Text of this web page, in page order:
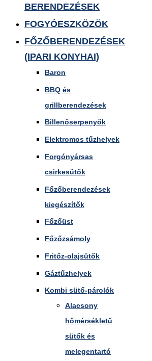
BERENDEZÉSEK
FOGYÓESZKÖZÖK
FŐZŐBERENDEZÉSEK
(IPARI KONYHAI)
Baron
BBQ és
grillberendezések
Billenőserpenyők
Elektromos tűzhelyek
Forgónyársas
csirkesütők
Főzőberendezések
kiegészítők
Főzőüst
Főzőzsámoly
Fritőz-olajsütők
Gáztűzhelyek
Kombi sütő-párolók
Alacsony
hőmérsékletű
sütők és
melegentartó